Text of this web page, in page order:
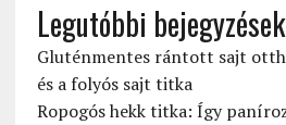
Legutóbbi bejegyzések
Gluténmentes rántott sajt
és a folyós sajt titka
Ropogós hekk titka: Így